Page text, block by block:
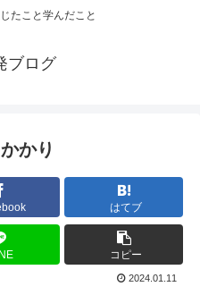
たこと学んだこと
ブログ
かり
はてブ
コピー
2024.01.11